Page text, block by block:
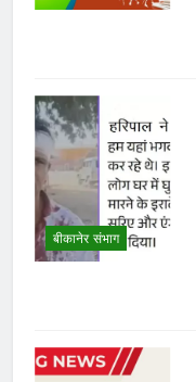
बीकानेर संभाग